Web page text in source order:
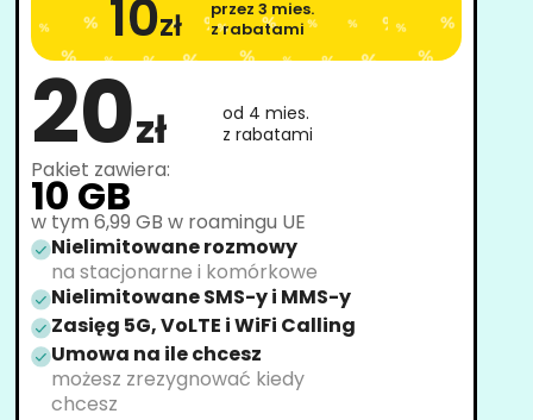
10zł
przez 3 mies.
z rabatami
20zł
od 4 mies.
z rabatami
Pakiet zawiera:
10 GB
w tym 6,99 GB w roamingu UE
Nielimitowane rozmowy
na stacjonarne i komórkowe
Nielimitowane SMS-y i MMS-y
Zasięg 5G, VoLTE i WiFi Calling
Umowa na ile chcesz
możesz zrezygnować kiedy
chcesz